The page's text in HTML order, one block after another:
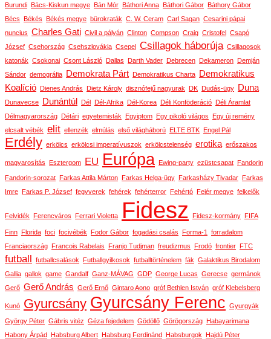
Burundi Bács-Kiskun megye Bán Mór Báthori Anna Báthori Gábor Báthory Gábor
Bécs Békés Békés megye bürokraták C. W. Ceram Carl Sagan Cesarini pápai
nuncius Charles Gati Civil a pályán Clinton Compson Craig Cristofel Csapó
József Csehország Csehszlovákia Csepel Csillagok háborúja Csillagosok
katonák Csokonai Csont László Dallas Darth Vader Debrecen Dekameron Demján
Sándor demográfia Demokrata Párt Demokratikus Charta
Demokratikus
Koalíció Dienes András Dietz Károly disznófejű nagyurak DK Dudás-ügy Duna
Dunavecse Dunántúl Dél Dél-Afrika Dél-Korea Déli Konföderáció Déli Áramlat
Délmagyarország Détári egyetemisták Egyiptom Egy pikoló világos Egy új remény
elcsalt vébék elit ellenzék elmúlás első világháború ELTE BTK Engel Pál
Erdély erkölcs erkölcsi imperatívuszok erkölcstelenség erotika erőszakos
magyarosítás Esztergom EU Európa Ewing-party ezüstcsapat Fandorin
Fandorin-sorozat Farkas Attila Márton Farkas Helga-ügy Farkasházy Tivadar Farkas
Imre Farkas P. József fegyverek fehérek fehérterror Fehértó Fejér megye felkelők
Felvidék Ferencváros Ferrari Violetta Fidesz Fidesz-kormány FIFA
Finn Florida foci focivébék Fodor Gábor fogadási csalás Forma-1
forradalom
Franciaország Francois Rabelais Franjo Tudjman freudizmus Frodó frontier FTC
futball futballcsalások Futballgyilkosok futballtörténelem fák Galaktikus Birodalom
Gallia gallok game Gandalf Ganz-MÁVAG GDP George Lucas Gerecse germánok
Gerő Gerő András Gerő Ernő Gintaro Aono gróf Bethlen István gróf Klebelsberg
Kunó Gyurcsány Gyurcsány Ferenc Gyurgyák
György Péter Gábris vitéz Géza fejedelem Gödöllő Görögország Habayarimana
Habony Árpád Habsburg Albert Habsburg Ferdinánd Habsburgok Hajdú Péter